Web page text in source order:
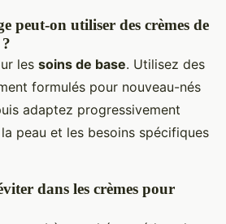
peut-on utiliser des crèmes de
les soins de base. Utilisez des
formulés pour nouveau-nés
adaptez progressivement
peau et les besoins spécifiques
dans les crèmes pour